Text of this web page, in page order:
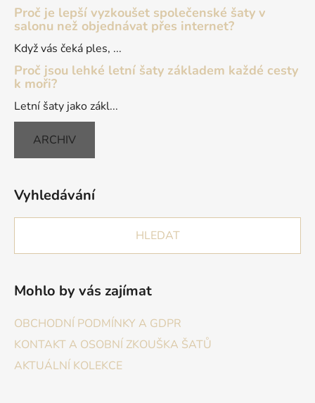
Proč je lepší vyzkoušet společenské šaty v
salonu než objednávat přes internet?
Když vás čeká ples, ...
Proč jsou lehké letní šaty základem každé cesty
k moři?
Letní šaty jako zákl...
ARCHIV
Vyhledávání
HLEDAT
Mohlo by vás zajímat
OBCHODNÍ PODMÍNKY A GDPR
KONTAKT A OSOBNÍ ZKOUŠKA ŠATŮ
AKTUÁLNÍ KOLEKCE